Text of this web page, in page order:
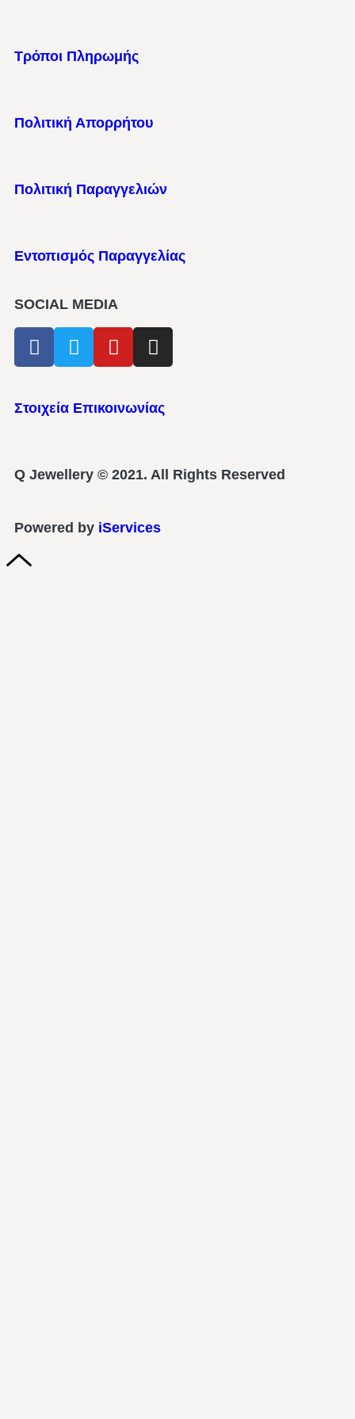
Τρόποι Πληρωμής
Πολιτική Απορρήτου
Πολιτική Παραγγελιών
Εντοπισμός Παραγγελίας
SOCIAL MEDIA
Στοιχεία Επικοινωνίας
Q Jewellery © 2021. All Rights Reserved
Powered by iServices